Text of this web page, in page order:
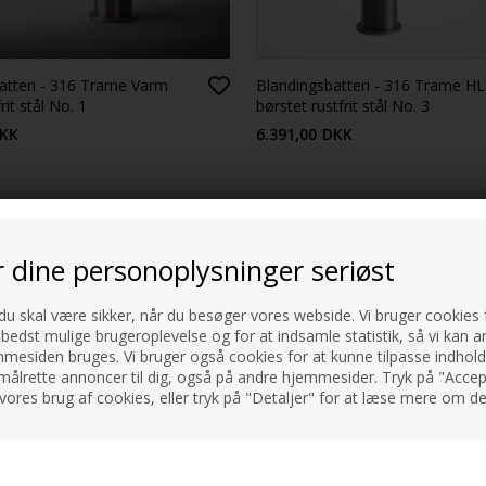
dine personoplysninger seriøst
skal være sikker, når du besøger vores webside. Vi bruger cookies
mulige brugeroplevelse og for at indsamle statistik, så vi kan
bruges. Vi bruger også cookies for at kunne tilpasse
annoncer til dig, også på andre hjemmesider. Tryk på
brug af cookies, eller tryk på "Detaljer" for at læse mere om
- 316 Trame Varm
stål No. 1
Blandingsbatteri - 316 Trame
børstet rustfrit stål No. 3
6.391,00 DKK
på ét fælles grunddesign i massivt 316L rustfrit stål. Alle serier
overfladen er bearbejdet, og hvilket udtryk armaturet tilfører
med en karakteristisk tekstur inspireret af italiensk fashion og
– uden at miste roen og balancen i designet.
i denne branche – som et bevidst valg både